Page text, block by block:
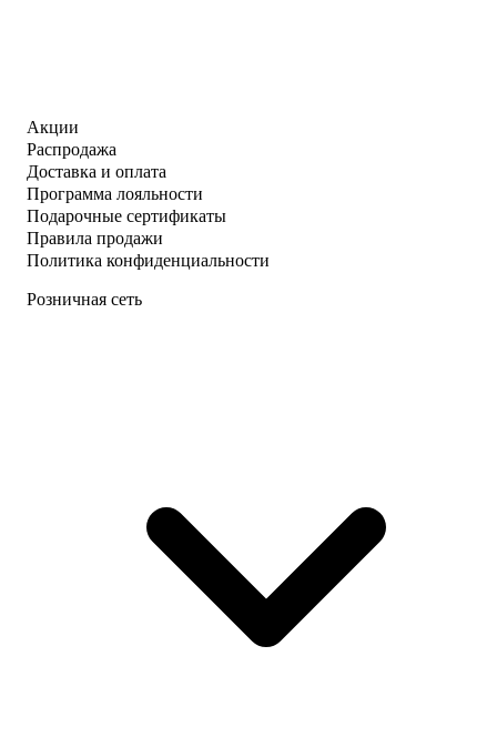
Акции
Распродажа
Доставка и оплата
Программа лояльности
Подарочные сертификаты
Правила продажи
Политика конфиденциальности
Розничная сеть